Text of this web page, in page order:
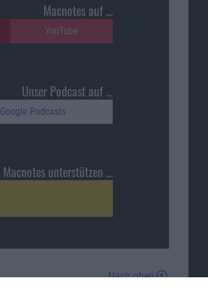
Macnotes auf …
YouTube
Unser Podcast auf …
Google Podcasts
Macnotes unterstützen …
Nach oben